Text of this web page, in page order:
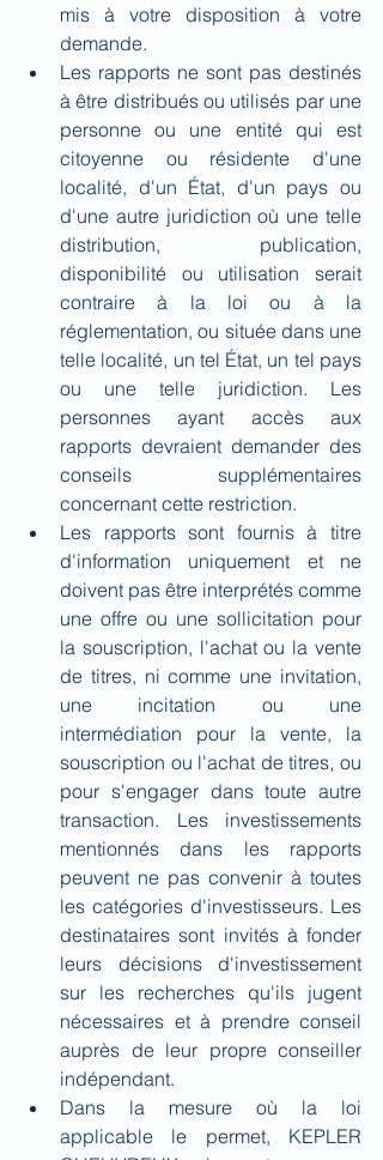
mis à votre disposition à votre
demande.
Les rapports ne sont pas destinés
à être distribués ou utilisés par une
personne ou une entité qui est
citoyenne ou résidente d'une
localité, d'un État, d'un pays ou
d'une autre juridiction où une telle
distribution, publication,
disponibilité ou utilisation serait
contraire à la loi ou à la
réglementation, ou située dans une
telle localité, un tel État, un tel pays
ou une telle juridiction. Les
personnes ayant accès aux
rapports devraient demander des
conseils supplémentaires
concernant cette restriction.
Les rapports sont fournis à titre
d'information uniquement et ne
doivent pas être interprétés comme
une offre ou une sollicitation pour
la souscription, l'achat ou la vente
de titres, ni comme une invitation,
une incitation ou une
intermédiation pour la vente, la
souscription ou l'achat de titres, ou
pour s'engager dans toute autre
transaction. Les investissements
mentionnés dans les rapports
peuvent ne pas convenir à toutes
les catégories d'investisseurs. Les
destinataires sont invités à fonder
leurs décisions d'investissement
sur les recherches qu'ils jugent
nécessaires et à prendre conseil
auprès de leur propre conseiller
indépendant.
Dans la mesure où la loi
applicable le permet, KEPLER